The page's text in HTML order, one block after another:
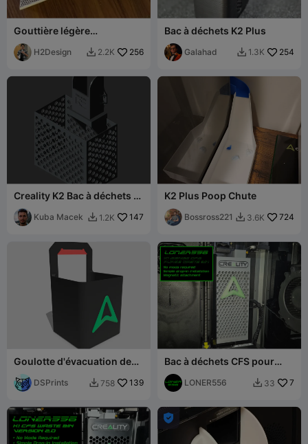
Gouttière légère
d'évacuation des déchets
de purge Creality K2
H2Design  2.2K 256
Bac à déchets K2 Plus
Galahad  1.3K 254
Creality K2 Bac à déchets et
goulotte d'évacuation
détachable (bac central)
Kuba Macek  1.2K 147
K2 Plus Poop Chute
Bossross221  3.6K 724
Goulotte d'évacuation des
déchets pour Creality K2 SE
DSPrints  758 139
Bac à déchets CFS pour
série K1 V1.2
LONER556  33 7
